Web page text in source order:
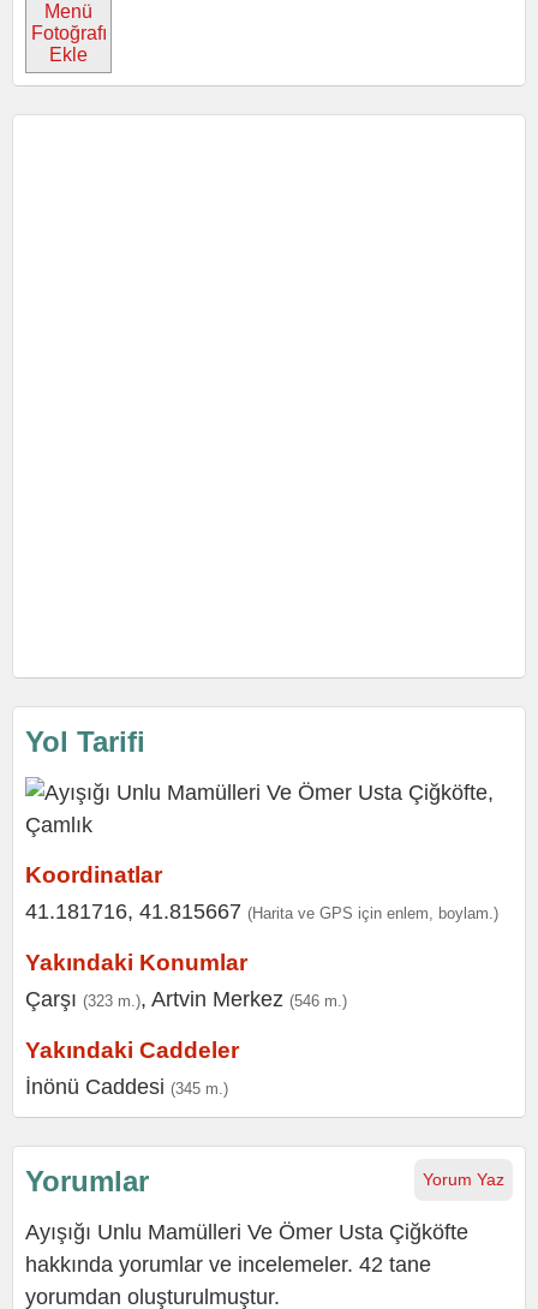
Menü
Fotoğrafı
Ekle
Yol Tarifi
Koordinatlar
41.181716, 41.815667 (Harita ve GPS için enlem, boylam.)
Yakındaki Konumlar
Çarşı (323 m.), Artvin Merkez (546 m.)
Yakındaki Caddeler
İnönü Caddesi (345 m.)
Yorum Yaz
Yorumlar
Ayışığı Unlu Mamülleri Ve Ömer Usta Çiğköfte
hakkında yorumlar ve incelemeler. 42 tane
yorumdan oluşturulmuştur.